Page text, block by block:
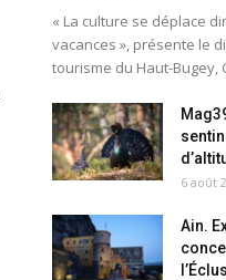
« La culture se déplace
vacances », présente le
tourisme du Haut-Bugey,
6 août
Ain.